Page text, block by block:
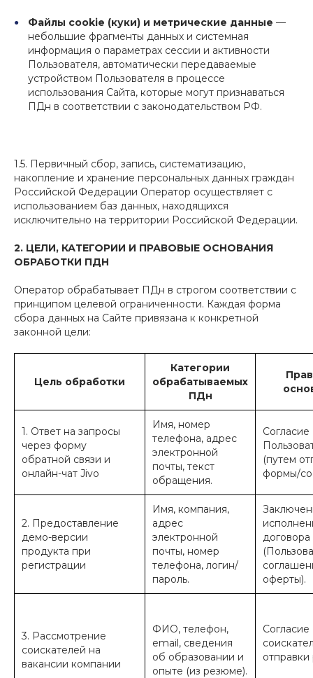
Файлы cookie (куки) и метрические данные —
небольшие фрагменты данных и системная
информация о параметрах сессии и активности
Пользователя, автоматически передаваемые
устройством Пользователя в процессе
использования Сайта, которые могут признаваться
ПДн в соответствии с законодательством РФ.
1.5. Первичный сбор, запись, систематизацию,
накопление и хранение персональных данных граждан
Российской Федерации Оператор осуществляет с
использованием баз данных, находящихся
исключительно на территории Российской Федерации.
2. ЦЕЛИ, КАТЕГОРИИ И ПРАВОВЫЕ ОСНОВАНИЯ
ОБРАБОТКИ ПДН
Оператор обрабатывает ПДн в строгом соответствии с
принципом целевой ограниченности. Каждая форма
сбора данных на Сайте привязана к конкретной
законной цели:
Цель обработки
Категории
обрабатываемых
ПДн
1. Ответ на запросы
через форму
обратной связи и
онлайн-чат Jivo
Имя, номер
телефона, адрес
электронной
почты, текст
обращения.
Согласие
(путем
формы/
2. Предоставление
демо-версии
продукта при
регистрации
Имя, компания,
адрес
электронной
почты, номер
телефона, логин/
пароль.
договора
оферты).
3. Рассмотрение
соискателей на
вакансии компании
ФИО, телефон,
email, сведения
об образовании и
опыте (из резюме).
Согласие